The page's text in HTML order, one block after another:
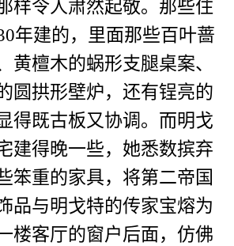
样令人肃然起敬。那些住
年建的，里面那些百叶蔷
黄檀木的蜗形支腿桌案、
圆拱形壁炉，还有锃亮的
得既古板又协调。而明戈
建得晚一些，她悉数摈弃
笨重的家具，将第二帝国
品与明戈特的传家宝熔为
楼客厅的窗户后面，仿佛